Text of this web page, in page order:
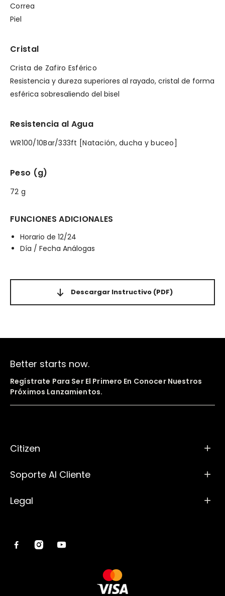
Correa
Piel
Cristal
Crista de Zafiro Esférico
Resistencia y dureza superiores al rayado, cristal de forma
esférica sobresaliendo del bisel
Resistencia al Agua
WR100/10Bar/333ft [Natación, ducha y buceo]
Peso (g)
72 g
FUNCIONES ADICIONALES
Horario de 12/24
Día / Fecha Análogas
Descargar Instructivo (PDF)
Better starts now.
Regístrate Para Ser El Primero En Conocer Nuestros
Próximos Lanzamientos.
Citizen
Soporte Al Cliente
Legal